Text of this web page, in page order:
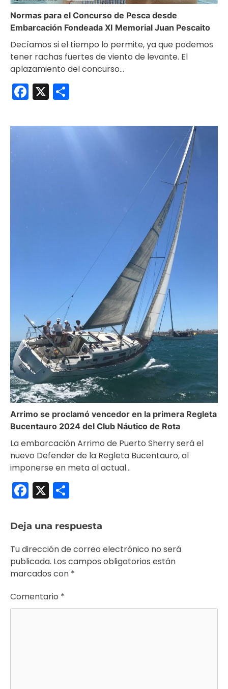
Normas para el Concurso de Pesca desde
Embarcación Fondeada XI Memorial Juan Pescaito
Decíamos si el tiempo lo permite, ya que podemos
tener rachas fuertes de viento de levante. El
aplazamiento del concurso…
Facebook
X
Arrimo se proclamó vencedor en la primera Regleta
Bucentauro 2024 del Club Náutico de Rota
La embarcación Arrimo de Puerto Sherry será el
nuevo Defender de la Regleta Bucentauro, al
imponerse en meta al actual…
Facebook
X
Deja una respuesta
Tu dirección de correo electrónico no será
publicada. Los campos obligatorios están
marcados con *
Comentario *